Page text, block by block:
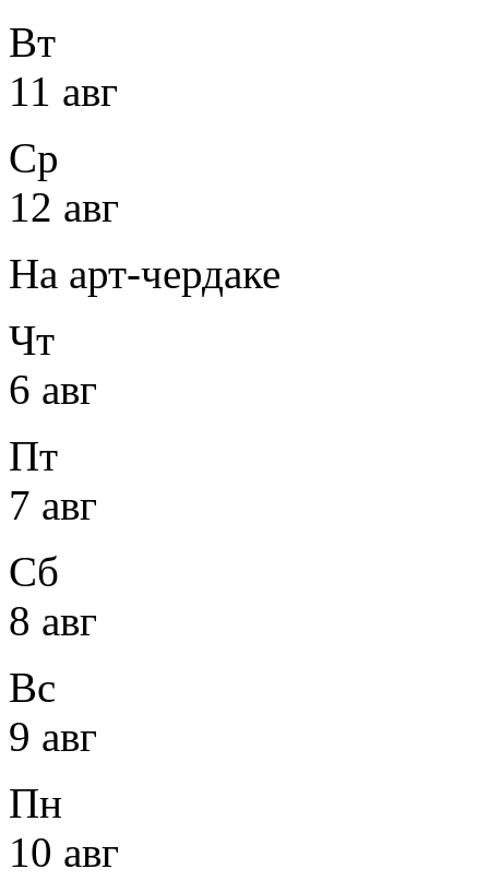
Вт
11 авг
Ср
12 авг
На арт-чердаке
Чт
6 авг
Пт
7 авг
Сб
8 авг
Вс
9 авг
Пн
10 авг